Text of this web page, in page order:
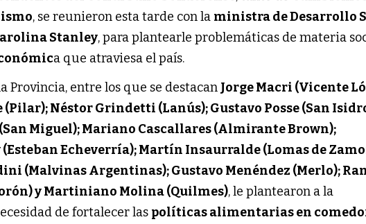
, se reunieron esta tarde con la ministra de Desarrollo
Stanley, para plantearle problemáticas de materia
a que atraviesa el país.
Provincia, entre los que se destacan Jorge Macri (Vicente
(Pilar); Néstor Grindetti (Lanús); Gustavo Posse (San
Miguel); Mariano Cascallares (Almirante Brown);
(Esteban Echeverría); Martín Insaurralde (Lomas de
(Malvinas Argentinas); Gustavo Menéndez (Merlo);
y Martiniano Molina (Quilmes), le plantearon a la
de fortalecer las políticas alimentarias en